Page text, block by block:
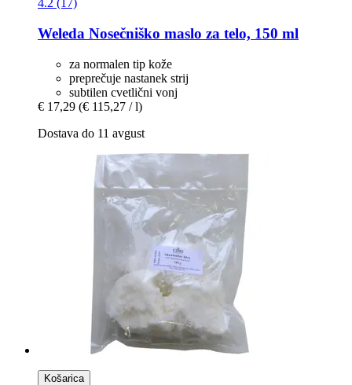
4.2 (17)
Weleda Nosečniško maslo za telo, 150 ml
za normalen tip kože
preprečuje nastanek strij
subtilen cvetlični vonj
€ 17,29 (€ 115,27 / l)
Dostava do 11 avgust
Košarica